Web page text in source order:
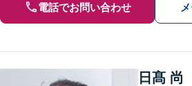
電話でお問い合わせ
日髙 尚